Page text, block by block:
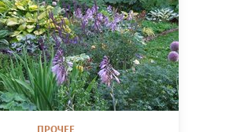
ПРОЧЕЕ